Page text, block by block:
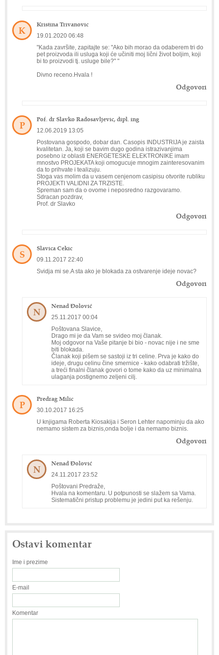
K Kristina Trivanovic
19.01.2020 06:48
"Kada završite, zapitajte se: "Ako bih morao da odaberem tri do
pet proizvoda ili usluga koji će učiniti moj lični život boljim, koji
bi to proizvodi tj. usluge bile?" "
Divno receno.Hvala !
Odgovori
P Pof. dr Slavko Radosavljevic, dipl. ing
12.06.2019 13:05
Postovana gospodo, dobar dan. Casopis INDUSTRIJA je zaista
kvalitetan. Ja, koji se bavim dugo godina istrazivanjima
posebno iz oblasti ENERGETESKE ELEKTRONIKE imam
mnostvo PROJEKATA koji omogucuje mnogim zainteresovanim
da to prihvate i tealizuju.
Stoga vas molim da u vasem cenjenom casipisu otvorite rubliku
PROJEKTI VALIDNI ZA TRZISTE.
Spreman sam da o ovome i neposredno razgovaramo.
Sdracan pozdrav,
Prof. dr Slavko
Odgovori
S Slavica Cekic
09.11.2017 22:40
Svidja mi se.A sta ako je blokada za ostvarenje ideje novac?
Odgovori
N Nenad Đolović
25.11.2017 00:04
Poštovana Slavice,
Drago mi je da Vam se svideo moj članak.
Moj odgovor na Vaše pitanje bi bio - novac nije i ne sme
biti blokada.
Članak koji pišem se sastoji iz tri celine. Prva je kako do
ideje, drugu celinu čine smernice - kako odabrati tržište,
a treći finalni članak govori o tome kako da uz minimalna
ulaganja postignemo zeljeni cilj.
P Predrag Milic
30.10.2017 16:25
U knjigama Roberta Kiosakija i Seron Lehter napominju da ako
nemamo sistem za biznis,onda bolje i da nemamo biznis.
Odgovori
N Nenad Đolović
24.11.2017 23:52
Poštovani Predraže,
Hvala na komentaru. U potpunosti se slažem sa Vama.
Sistematični pristup problemu je jedini put ka rešenju.
Ostavi komentar
Ime i prezime
E-mail
Komentar